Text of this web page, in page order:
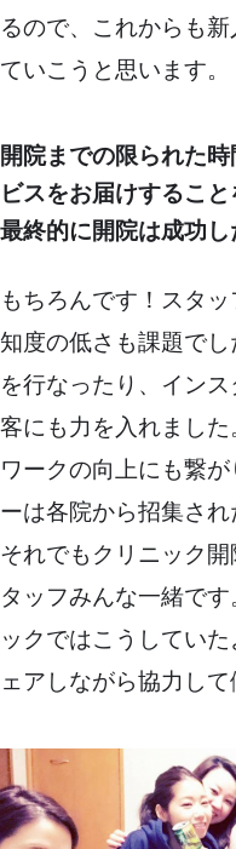
るので、これからも
ていこうと思います。
開院までの限られた
ビスをお届けするこ
最終的に開院は成功し
もちろんです！スタ
知度の低さも課題で
を行なったり、イン
客にも力を入れまし
ワークの向上にも繋
ーは各院から招集され
それでもクリニック
タッフみんな一緒で
ックではこうしてい
ェアしながら協力して